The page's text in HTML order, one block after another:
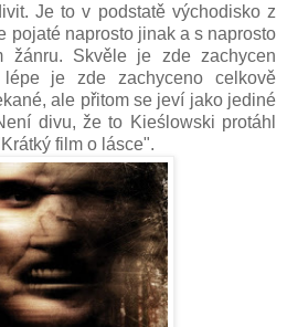
Je to v podstatě východisko z
pojaté naprosto jinak a s naprosto
žánru. Skvěle je zde zachycen
je zde zachyceno celkově
ale přitom se jeví jako jediné
divu, že to Kieślowski protáhl
film o lásce".